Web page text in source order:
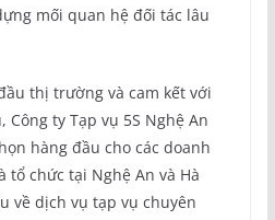
mối quan hệ đối tác lâu
thị trường và cam kết với
ty Tạp vụ 5S Nghệ An
hàng đầu cho các doanh
tổ chức tại Nghệ An và Hà
về dịch vụ tạp vụ chuyên